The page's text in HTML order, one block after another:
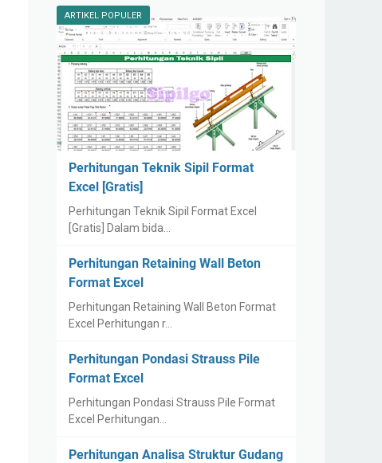
ARTIKEL POPULER
Perhitungan Teknik Sipil Format
Excel [Gratis]
Perhitungan Teknik Sipil Format Excel
[Gratis] Dalam bida…
Perhitungan Retaining Wall Beton
Format Excel
Perhitungan Retaining Wall Beton Format
Excel Perhitungan r…
Perhitungan Pondasi Strauss Pile
Format Excel
Perhitungan Pondasi Strauss Pile Format
Excel Perhitungan…
Perhitungan Analisa Struktur Gudang